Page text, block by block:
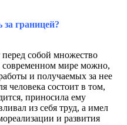
за границей?
собой множество
современном мире можно,
и получаемых за нее
человека состоит в том,
приносила ему
из себя труд, а имел
и развития